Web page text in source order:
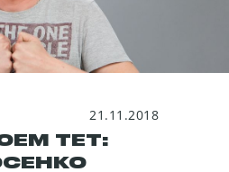
21.11.2018
ТЕТ: